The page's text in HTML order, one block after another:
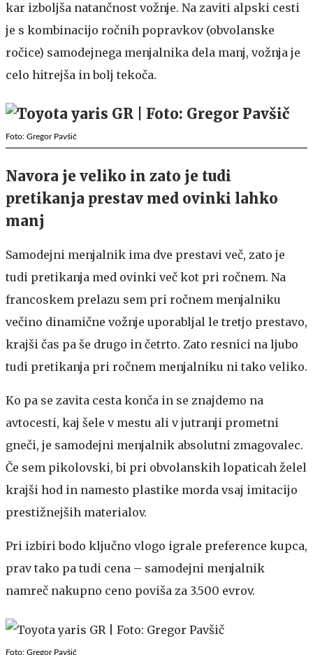
kar izboljša natančnost vožnje. Na zaviti alpski cesti
je s kombinacijo ročnih popravkov (obvolanske
ročice) samodejnega menjalnika dela manj, vožnja je
celo hitrejša in bolj tekoča.
Foto: Gregor Pavšič
Navora je veliko in zato je tudi
pretikanja prestav med ovinki lahko
manj
Samodejni menjalnik ima dve prestavi več, zato je
tudi pretikanja med ovinki več kot pri ročnem. Na
francoskem prelazu sem pri ročnem menjalniku
večino dinamične vožnje uporabljal le tretjo prestavo,
krajši čas pa še drugo in četrto. Zato resnici na ljubo
tudi pretikanja pri ročnem menjalniku ni tako veliko.
Ko pa se zavita cesta konča in se znajdemo na
avtocesti, kaj šele v mestu ali v jutranji prometni
gneči, je samodejni menjalnik absolutni zmagovalec.
Če sem pikolovski, bi pri obvolanskih lopaticah želel
krajši hod in namesto plastike morda vsaj imitacijo
prestižnejših materialov.
Pri izbiri bodo ključno vlogo igrale preference kupca,
prav tako pa tudi cena – samodejni menjalnik
namreč nakupno ceno poviša za 3.500 evrov.
Foto: Gregor Pavšič